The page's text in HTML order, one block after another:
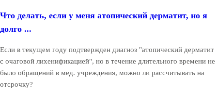
Что делать, если у меня атопический дерматит, но я
долго ...
Если в текущем году подтвержден диагноз "атопический дерматит
с очаговой лихенификацией", но в течение длительного времени не
было обращений в мед. учреждения, можно ли рассчитывать на
отсрочку?